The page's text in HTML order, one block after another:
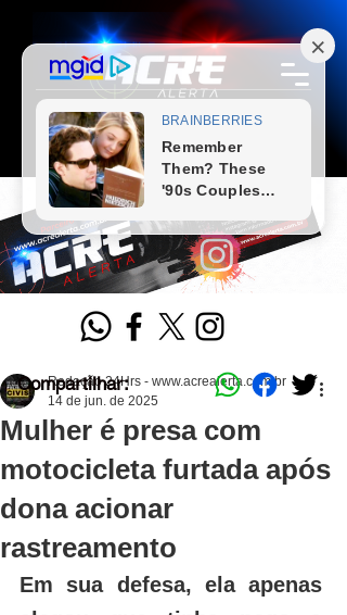
Mulher é presa com
motocicleta furtada após
dona acionar
rastreamento
Redação 24Hrs - www.acrealerta.com.br
14 de jun. de 2025
Em sua defesa, ela apenas
Compartilhar: